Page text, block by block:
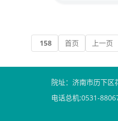
158 首页 上一页
院址：济南市历下
电话总机:0531-